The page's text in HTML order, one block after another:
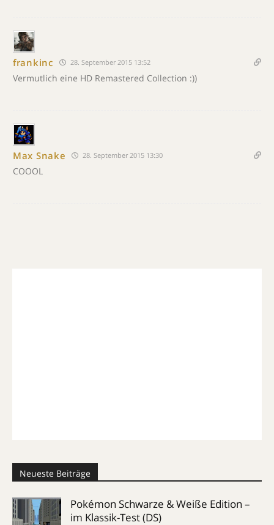
frankinc 28. September 2015 13:52
Vermutlich eine HD Remastered Collection :))
Max Snake 28. September 2015 13:30
COOOL
Neueste Beiträge
Pokémon Schwarze & Weiße Edition –
im Klassik-Test (DS)